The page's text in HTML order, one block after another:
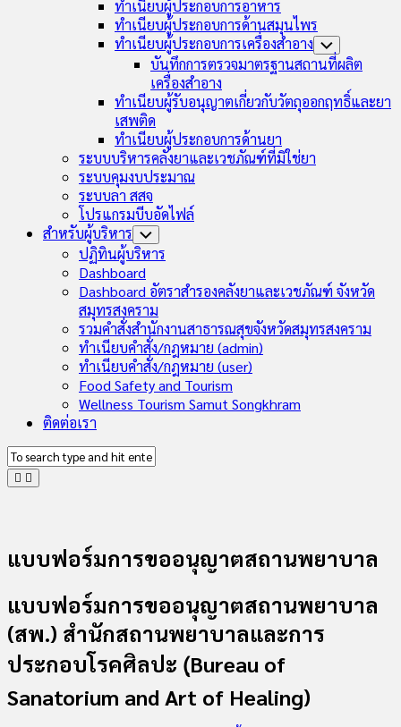
ทำเนียบผู้ประกอบการอาหาร
ทำเนียบผู้ประกอบการด้านสมุนไพร
ทำเนียบผู้ประกอบการเครื่องสำอาง Toggle
Child
Menu
บันทึกการตรวจมาตรฐานสถานที่ผลิต
เครื่องสำอาง
ทำเนียบผู้รับอนุญาตเกี่ยวกับวัตถุออกฤทธิ์และยา
เสพติด
ทำเนียบผู้ประกอบการด้านยา
ระบบบริหารคลังยาและเวชภัณฑ์ที่มิใช่ยา
ระบบคุมงบประมาณ
ระบบลา สสจ
โปรแกรมบีบอัดไฟล์
สำหรับผู้บริหาร Toggle
Child
Menu
ปฏิทินผู้บริหาร
Dashboard
Dashboard อัตราสำรองคลังยาและเวชภัณฑ์ จังหวัด
สมุทรสงคราม
รวมคำสั่งสำนักงานสาธารณสุขจังหวัดสมุทรสงคราม
ทำเนียบคำสั่ง/กฎหมาย (admin)
ทำเนียบคำสั่ง/กฎหมาย (user)
Food Safety and Tourism
Wellness Tourism Samut Songkhram
ติดต่อเรา
แบบฟอร์มการขออนุญาตสถานพยาบาล
แบบฟอร์มการขออนุญาตสถานพยาบาล
(สพ.) สำนักสถานพยาบาลและการ
ประกอบโรคศิลปะ (ฺBureau of
Sanatorium and Art of Healing)